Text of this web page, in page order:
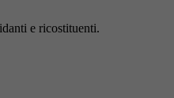
e ricostituenti.